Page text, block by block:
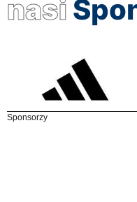
nasi
Sponsorzy